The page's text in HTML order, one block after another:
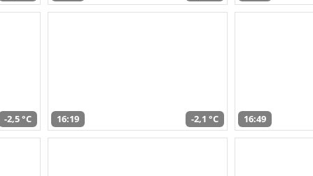
-2,5 °C 16:19 -2,1 °C 16:49